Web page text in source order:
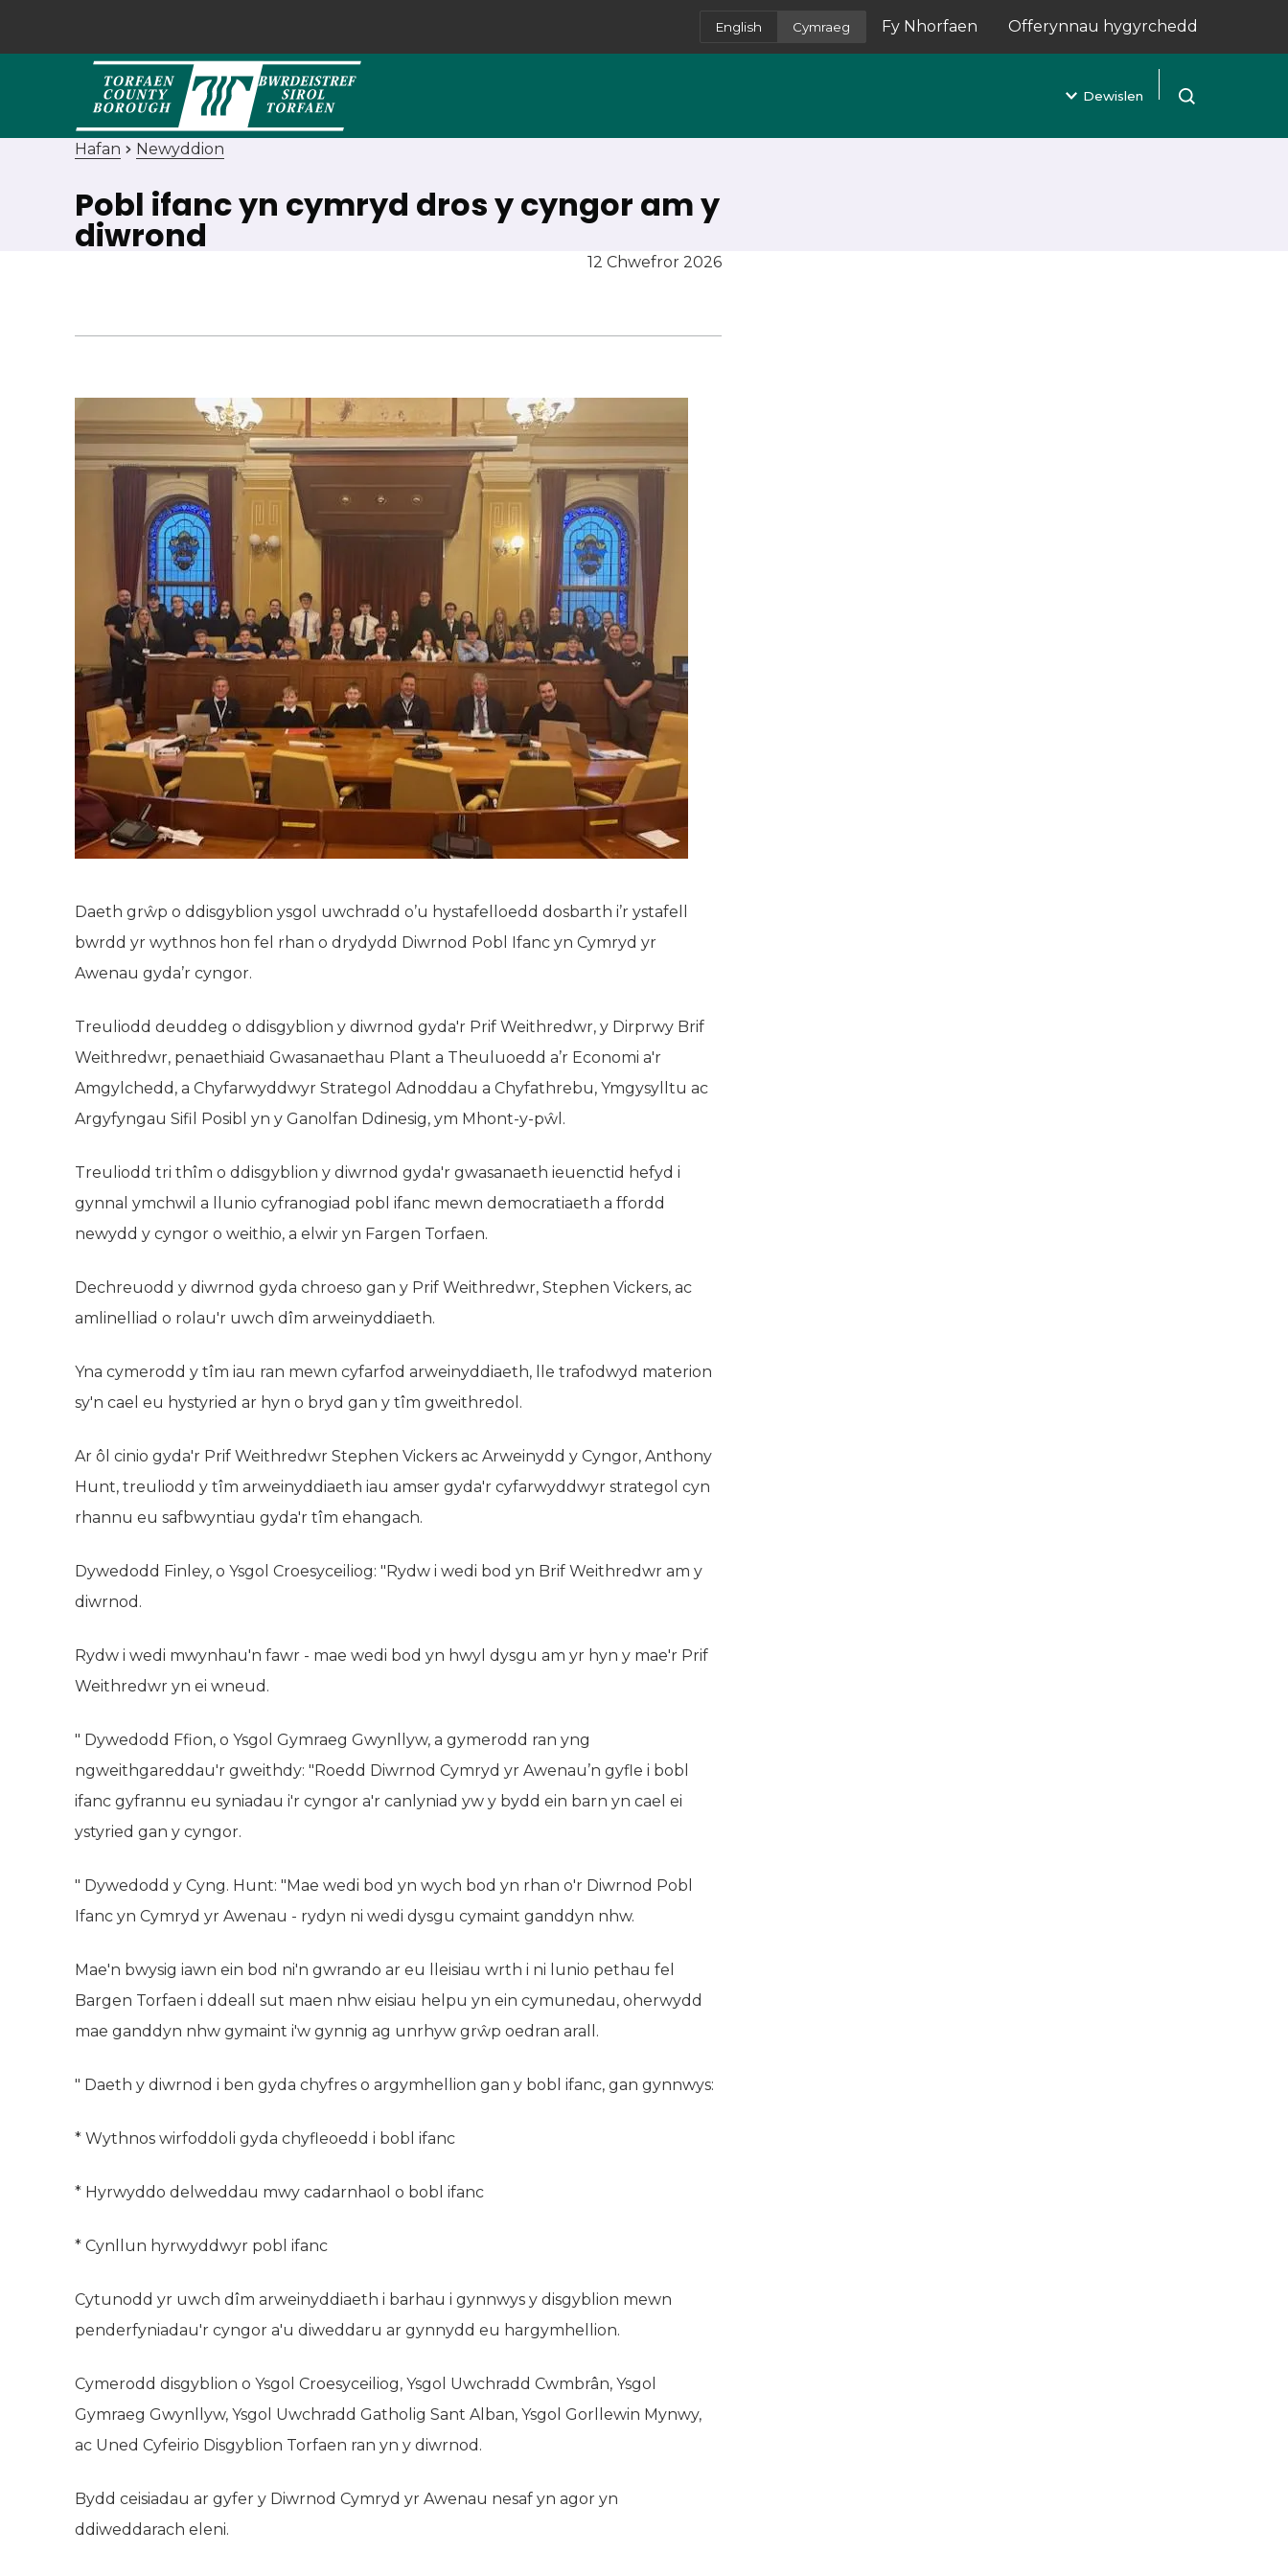
English Cymraeg Fy Nhorfaen
(yn agor mewn tab newydd)
Offerynnau hygyrchedd
Dewislen
Agor chwilio
Hafan Newyddion
Pobl ifanc yn cymryd dros y cyngor am y
diwrond
12 Chwefror 2026
Daeth grŵp o ddisgyblion ysgol uwchradd o’u hystafelloedd dosbarth i’r ystafell
bwrdd yr wythnos hon fel rhan o drydydd Diwrnod Pobl Ifanc yn Cymryd yr
Awenau gyda’r cyngor.
Treuliodd deuddeg o ddisgyblion y diwrnod gyda'r Prif Weithredwr, y Dirprwy Brif
Weithredwr, penaethiaid Gwasanaethau Plant a Theuluoedd a’r Economi a'r
Amgylchedd, a Chyfarwyddwyr Strategol Adnoddau a Chyfathrebu, Ymgysylltu ac
Argyfyngau Sifil Posibl yn y Ganolfan Ddinesig, ym Mhont-y-pŵl.
Treuliodd tri thîm o ddisgyblion y diwrnod gyda'r gwasanaeth ieuenctid hefyd i
gynnal ymchwil a llunio cyfranogiad pobl ifanc mewn democratiaeth a ffordd
newydd y cyngor o weithio, a elwir yn Fargen Torfaen.
Dechreuodd y diwrnod gyda chroeso gan y Prif Weithredwr, Stephen Vickers, ac
amlinelliad o rolau'r uwch dîm arweinyddiaeth.
Yna cymerodd y tîm iau ran mewn cyfarfod arweinyddiaeth, lle trafodwyd materion
sy'n cael eu hystyried ar hyn o bryd gan y tîm gweithredol.
Ar ôl cinio gyda'r Prif Weithredwr Stephen Vickers ac Arweinydd y Cyngor, Anthony
Hunt, treuliodd y tîm arweinyddiaeth iau amser gyda'r cyfarwyddwyr strategol cyn
rhannu eu safbwyntiau gyda'r tîm ehangach.
Dywedodd Finley, o Ysgol Croesyceiliog: "Rydw i wedi bod yn Brif Weithredwr am y
diwrnod.
Rydw i wedi mwynhau'n fawr - mae wedi bod yn hwyl dysgu am yr hyn y mae'r Prif
Weithredwr yn ei wneud.
" Dywedodd Ffion, o Ysgol Gymraeg Gwynllyw, a gymerodd ran yng
ngweithgareddau'r gweithdy: "Roedd Diwrnod Cymryd yr Awenau’n gyfle i bobl
ifanc gyfrannu eu syniadau i'r cyngor a'r canlyniad yw y bydd ein barn yn cael ei
ystyried gan y cyngor.
" Dywedodd y Cyng. Hunt: "Mae wedi bod yn wych bod yn rhan o'r Diwrnod Pobl
Ifanc yn Cymryd yr Awenau - rydyn ni wedi dysgu cymaint ganddyn nhw.
Mae'n bwysig iawn ein bod ni'n gwrando ar eu lleisiau wrth i ni lunio pethau fel
Bargen Torfaen i ddeall sut maen nhw eisiau helpu yn ein cymunedau, oherwydd
mae ganddyn nhw gymaint i'w gynnig ag unrhyw grŵp oedran arall.
" Daeth y diwrnod i ben gyda chyfres o argymhellion gan y bobl ifanc, gan gynnwys:
* Wythnos wirfoddoli gyda chyfleoedd i bobl ifanc
* Hyrwyddo delweddau mwy cadarnhaol o bobl ifanc
* Cynllun hyrwyddwyr pobl ifanc
Cytunodd yr uwch dîm arweinyddiaeth i barhau i gynnwys y disgyblion mewn
penderfyniadau'r cyngor a'u diweddaru ar gynnydd eu hargymhellion.
Cymerodd disgyblion o Ysgol Croesyceiliog, Ysgol Uwchradd Cwmbrân, Ysgol
Gymraeg Gwynllyw, Ysgol Uwchradd Gatholig Sant Alban, Ysgol Gorllewin Mynwy,
ac Uned Cyfeirio Disgyblion Torfaen ran yn y diwrnod.
Bydd ceisiadau ar gyfer y Diwrnod Cymryd yr Awenau nesaf yn agor yn
ddiweddarach eleni.